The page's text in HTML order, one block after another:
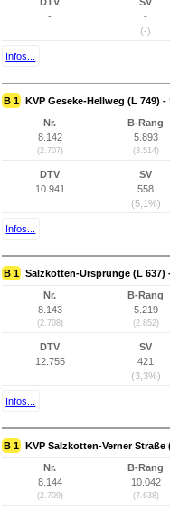
-
-
(-)
Infos...
B 1 KVP Geseke-Hellweg (L 749)
Nr.
8.142
(2.707)
B-Rang
5.893
(3.514)
DTV
10.941
SV
558
(5,1%)
Infos...
B 1 Salzkotten-Ursprunge (L 637)
Nr.
8.143
(2.708)
B-Rang
5.219
(2.852)
DTV
12.755
SV
421
(3,3%)
Infos...
B 1 KVP Salzkotten-Verner
Nr.
8.144
(2.709)
B-Rang
10.042
(7.638)